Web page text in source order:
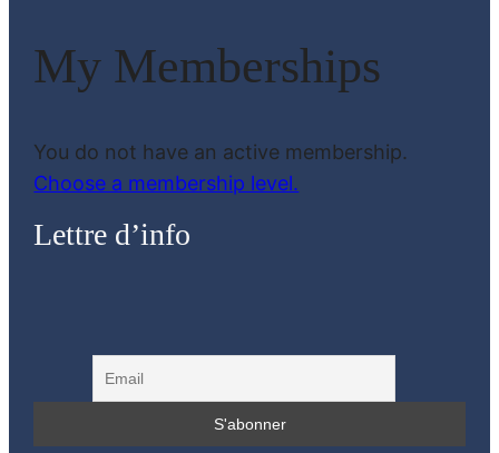
My Memberships
You do not have an active membership.
Choose a membership level.
Lettre d’info